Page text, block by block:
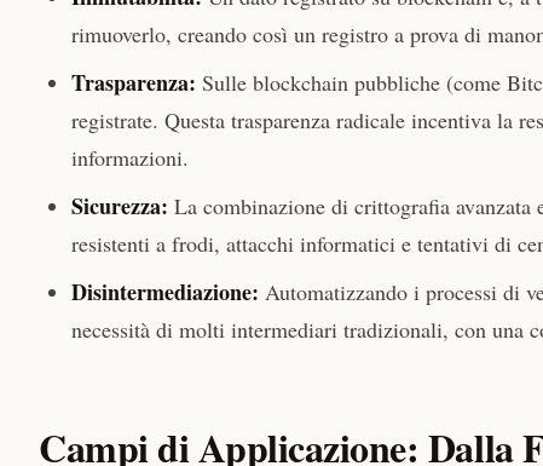
rimuoverlo, creando così un registro a prova di
Trasparenza: Sulle blockchain pubbliche (come
registrate. Questa trasparenza radicale incentiva la
informazioni.
Sicurezza: La combinazione di crittografia avanzata
resistenti a frodi, attacchi informatici e tentativi di
Disintermediazione: Automatizzando i processi di
necessità di molti intermediari tradizionali, con una
Campi di Applicazione: Dalla